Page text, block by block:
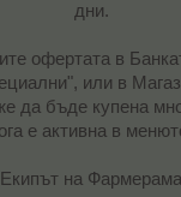
дни.
офертата в
или в
да бъде купена
е активна в
Екипът на Фармерама​